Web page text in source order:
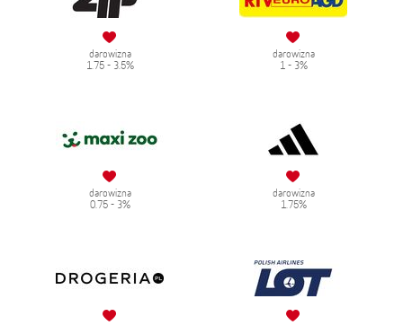
darowizna
1.75 - 3.5%
darowizna
1 - 3%
darowizna
0.75 - 3%
darowizna
1.75%